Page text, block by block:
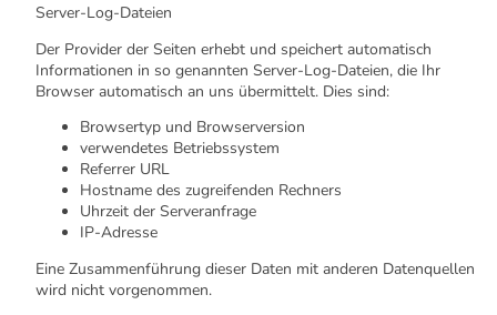
Server-Log-Dateien
Der Provider der Seiten erhebt und speichert automatisch
Informationen in so genannten Server-Log-Dateien, die Ihr
Browser automatisch an uns übermittelt. Dies sind:
Browsertyp und Browserversion
verwendetes Betriebssystem
Referrer URL
Hostname des zugreifenden Rechners
Uhrzeit der Serveranfrage
IP-Adresse
Eine Zusammenführung dieser Daten mit anderen Datenquellen
wird nicht vorgenommen.